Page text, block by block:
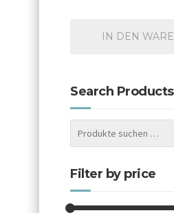
IN DEN
Search Products
Filter by price